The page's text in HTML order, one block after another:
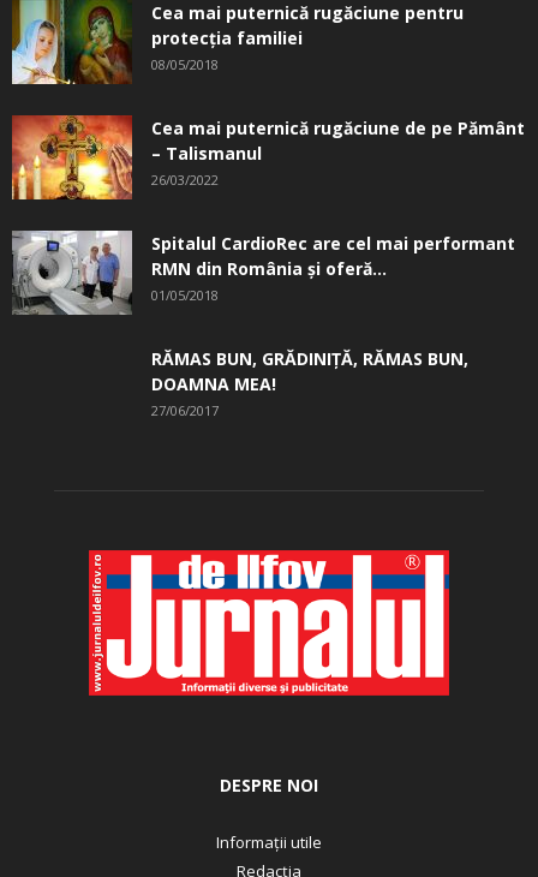
Cea mai puternică rugăciune pentru
protecția familiei
08/05/2018
Cea mai puternică rugăciune de pe Pământ
– Talismanul
26/03/2022
Spitalul CardioRec are cel mai performant
RMN din România și oferă...
01/05/2018
RĂMAS BUN, GRĂDINIŢĂ, ­RĂMAS BUN,
DOAMNA MEA!
27/06/2017
DESPRE NOI
Informații utile
Redacția